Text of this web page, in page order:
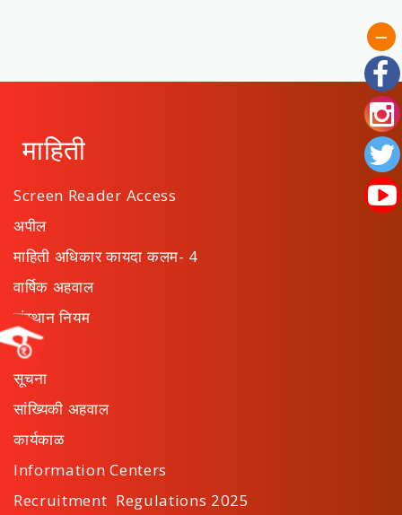
माहिती
Screen Reader Access
अपील
माहिती अधिकार कायदा कलम- 4
वार्षिक अहवाल
संस्थान नियम
ठराव
सूचना
सांख्यिकी अहवाल
कार्यकाळ
Information Centers
Recruitment Regulations 2025